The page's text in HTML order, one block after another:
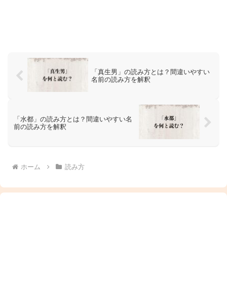
「真生男」の読み方とは？間違いやすい
名前の読み方を解釈
「水都」の読み方とは？間違いやすい名
前の読み方を解釈
ホーム 読み方